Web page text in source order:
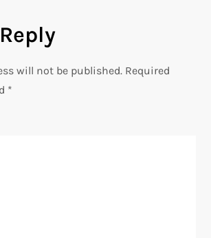
will not be published. Required
*